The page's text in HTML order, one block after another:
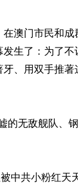
澳门市民和成
生了：为了不
、用双手推著
的无敌舰队、
中共小粉红天